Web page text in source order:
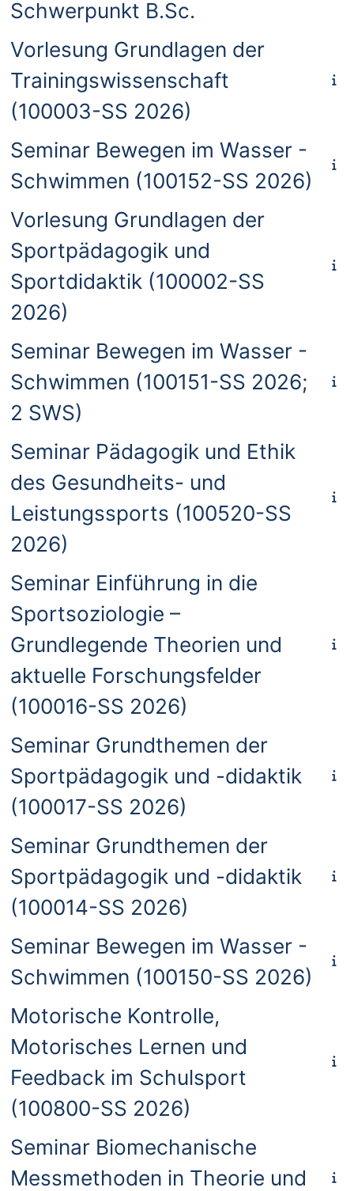
Schwerpunkt B.Sc.
Vorlesung Grundlagen der
Trainingswissenschaft
(100003-SS 2026)
Seminar Bewegen im Wasser -
Schwimmen (100152-SS 2026)
Vorlesung Grundlagen der
Sportpädagogik und
Sportdidaktik (100002-SS
2026)
Seminar Bewegen im Wasser -
Schwimmen (100151-SS 2026;
2 SWS)
Seminar Pädagogik und Ethik
des Gesundheits- und
Leistungssports (100520-SS
2026)
Seminar Einführung in die
Sportsoziologie –
Grundlegende Theorien und
aktuelle Forschungsfelder
(100016-SS 2026)
Seminar Grundthemen der
Sportpädagogik und -didaktik
(100017-SS 2026)
Seminar Grundthemen der
Sportpädagogik und -didaktik
(100014-SS 2026)
Seminar Bewegen im Wasser -
Schwimmen (100150-SS 2026)
Motorische Kontrolle,
Motorisches Lernen und
Feedback im Schulsport
(100800-SS 2026)
Seminar Biomechanische
Messmethoden in Theorie und